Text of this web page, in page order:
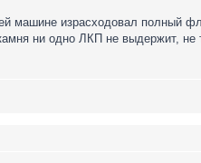
машине израсходовал полный
ни одно ЛКП не выдержит, не